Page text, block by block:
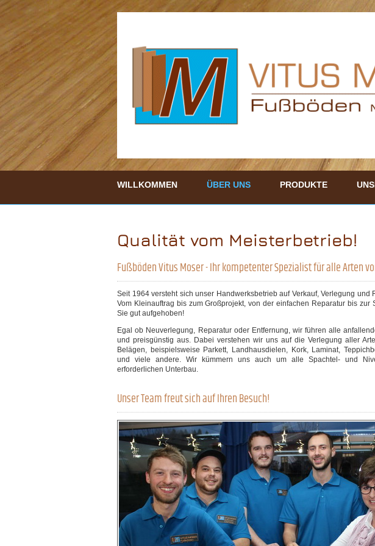
WILLKOMMEN ÜBER UNS PRODUKTE
Qualität vom Meisterbetrieb!
Fußböden Vitus Moser - Ihr kompetenter Spezialist für alle Arten
Seit 1964 versteht sich unser Handwerksbetrieb auf Verkauf, Verlegung und
Vom Kleinauftrag bis zum Großprojekt, von der einfachen Reparatur bis zur
Sie gut aufgehoben!
Egal ob Neuverlegung, Reparatur oder Entfernung, wir führen alle
und preisgünstig aus. Dabei verstehen wir uns auf die Verlegung aller
Belägen, beispielsweise Parkett, Landhausdielen, Kork, Laminat,
und viele andere. Wir kümmern uns auch um alle Spachtel- und
erforderlichen Unterbau.
Unser Team freut sich auf Ihren Besuch!